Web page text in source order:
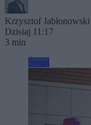
Krzysztof Jabłonowski
Dzisiaj 11:17
3 min